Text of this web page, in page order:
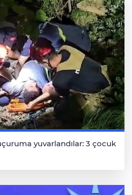
yuvarlandılar: 3 çocuk